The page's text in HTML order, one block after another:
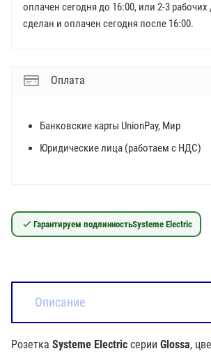
оплачен сегодня до 16:00, или 2-3 рабочих
сделан и оплачен сегодня после 16:00.
Оплата
Банковские карты UnionPay, Мир
Юридические лица (работаем с НДС)
Гарантируем подлинностьSysteme Electric
Описание
Розетка Systeme Electric серии Glossa,